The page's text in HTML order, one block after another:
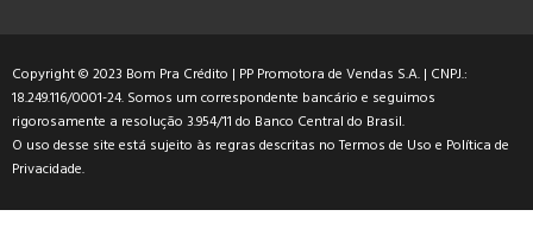
Copyright © 2023 Bom Pra Crédito | PP Promotora de Vendas S.A. | CNPJ.:
18.249.116/0001-24. Somos um correspondente bancário e seguimos
rigorosamente a resolução 3.954/11 do Banco Central do Brasil.
O uso desse site está sujeito às regras descritas noTermos de Uso e Política de
Privacidade.